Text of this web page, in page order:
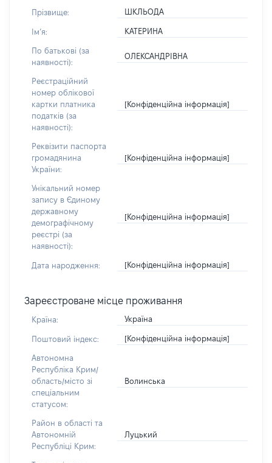
Прізвище: ШКЛЬОДА
Імʼя: КАТЕРИНА
По батькові (за
наявності):
ОЛЕКСАНДРІВНА
Реєстраційний
номер облікової
картки платника
податків (за
наявності):
[Конфіденційна інформація]
Реквізити паспорта
громадянина
України:
[Конфіденційна інформація]
Унікальний номер
запису в Єдиному
державному
демографічному
реєстрі (за
наявності):
[Конфіденційна інформація]
Дата народження: [Конфіденційна інформація]
Зареєстроване місце проживання
Країна: Україна
Поштовий індекс: [Конфіденційна інформація]
Автономна
Республіка Крим/
область/місто зі
спеціальним
статусом:
Волинська
Район в області та
Автономній
Республіці Крим:
Луцький